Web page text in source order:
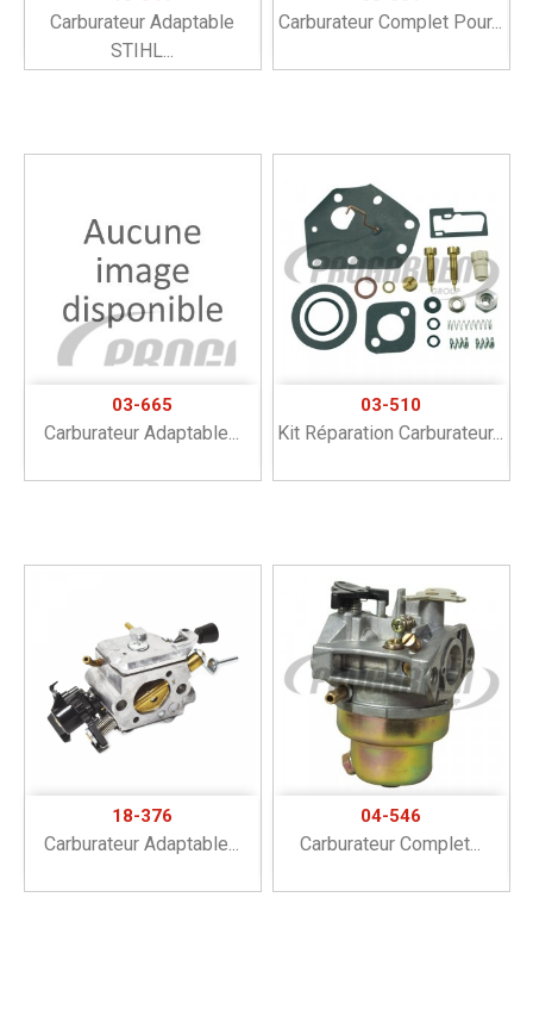
Carburateur Adaptable
STIHL...
Carburateur Complet Pour...
03-665
Carburateur Adaptable...
03-510
Kit Réparation Carburateur...
18-376
Carburateur Adaptable...
04-546
Carburateur Complet...